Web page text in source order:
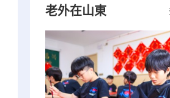
老外在山東